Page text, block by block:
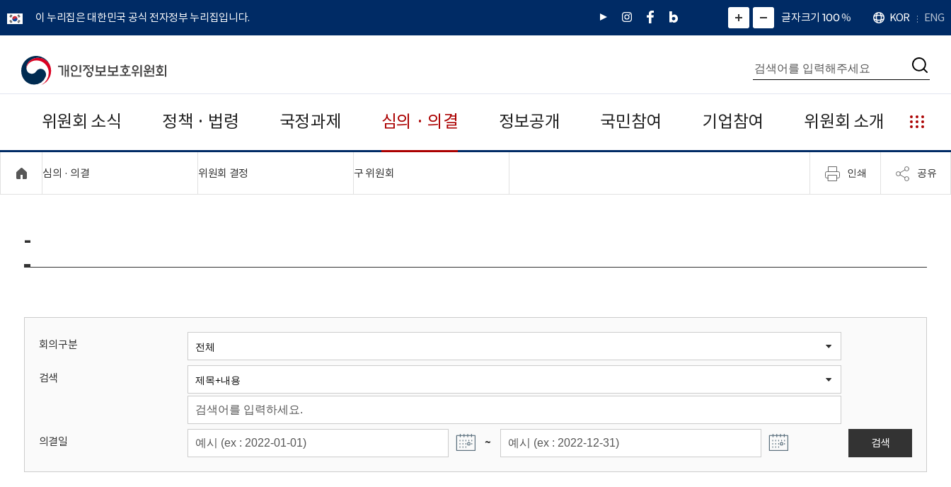
이 누리집은 대한민국 공식 전자정부 누리집입니다.
유
인
페
네
그
)
화
면
면
소
확
대
치
글자크기 100%
언
어
KOR ENG
개
보
보
위
회
통
합
검
색
검
위원회 소식 정책 · 법령 국정과제 심의 · 의결 정보공개 국민참여 기업참여 위원회 소개
누
리
집
안
심의 · 의결 위원회 결정 구 위원회 인쇄 공유
-
회의구분
검색
의결일 ~ 검색